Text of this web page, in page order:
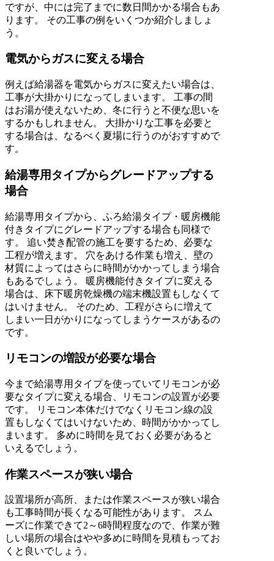
ですが、中には完了までに数日間かかる場合もあ
ります。 その工事の例をいくつか紹介しましょ
う。
電気からガスに変える場合
例えば給湯器を電気からガスに変えたい場合は、
工事が大掛かりになってしまいます。 工事の間
はお湯が使えないため、冬に行うと不便な思いを
するかもしれません。 大掛かりな工事を必要と
する場合は、なるべく夏場に行うのがおすすめで
す。
給湯専用タイプからグレードアップする
場合
給湯専用タイプから、ふろ給湯タイプ・暖房機能
付きタイプにグレードアップする場合も同様で
す。 追い焚き配管の施工を要するため、必要な
工程が増えます。 穴をあける作業も増え、壁の
材質によってはさらに時間がかかってしまう場合
もあるでしょう。 暖房機能付きタイプに変える
場合は、床下暖房乾燥機の端末機設置もしなくて
はいけません。 そのため、工程がさらに増えて
しまい一日がかりになってしまうケースがあるの
です。
リモコンの増設が必要な場合
今まで給湯専用タイプを使っていてリモコンが必
要なタイプに変える場合、リモコンの設置が必要
です。 リモコン本体だけでなくリモコン線の設
置もしなくてはいけないため、時間がかかってし
まいます。 多めに時間を見ておく必要があると
いえるでしょう。
作業スペースが狭い場合
設置場所が高所、または作業スペースが狭い場合
も工事時間が長くなる可能性があります。 スム
ーズに作業できて2～6時間程度なので、作業が難
しい場所の場合はやや多めに時間を見積もってお
くと良いでしょう。